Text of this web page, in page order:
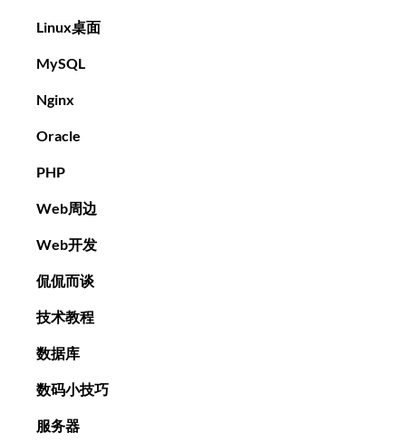
Linux桌面
MySQL
Nginx
Oracle
PHP
Web周边
Web开发
侃侃而谈
技术教程
数据库
数码小技巧
服务器